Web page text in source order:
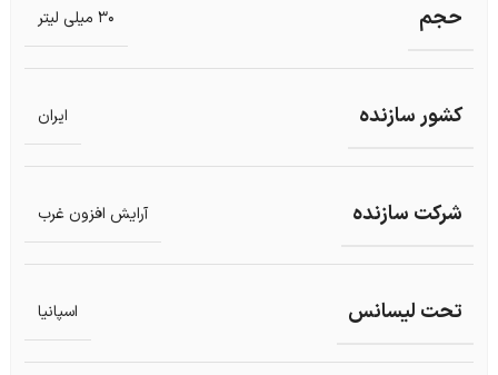
حجم 30 میلی لیتر
کشور سازنده ایران
شرکت سازنده آرایش افزون غرب
تحت لیسانس اسپانیا